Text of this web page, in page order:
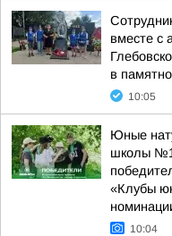
вместе с
в
10:05
Юные
школы
«Клубы
10:04